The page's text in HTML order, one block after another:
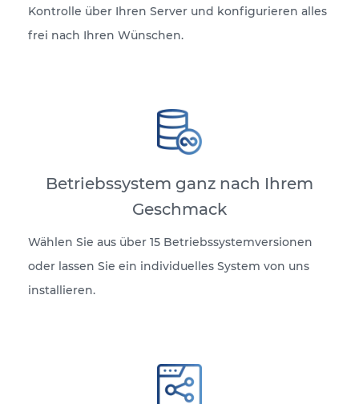
Kontrolle über Ihren Server und konfigurieren alles
frei nach Ihren Wünschen.
Betriebssystem ganz nach Ihrem
Geschmack
Wählen Sie aus über 15 Betriebssystemversionen
oder lassen Sie ein individuelles System von uns
installieren.